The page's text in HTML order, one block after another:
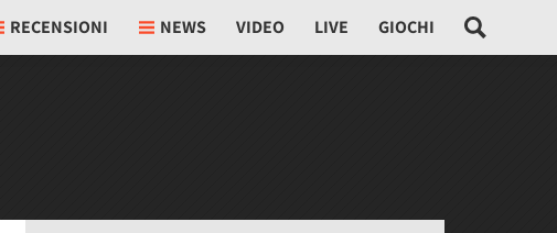
RECENSIONI NEWS VIDEO LIVE GIOCHI